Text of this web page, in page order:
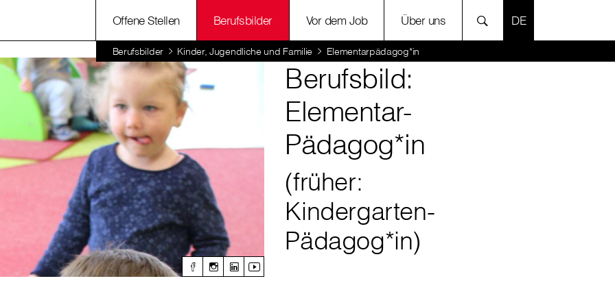
Offene Stellen Berufsbilder Vor dem Job Über uns SPRACHE
Berufsbilder Kinder, Jugendliche und Familie Elementarpädagog*in
Berufsbild:
Elementar-
Pädagog*in
(früher:
Kindergarten-
Pädagog*in)